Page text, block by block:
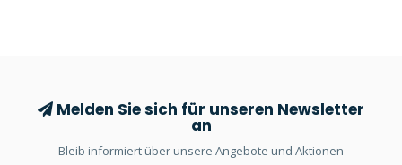
Melden Sie sich für unseren Newsletter
an
Bleib informiert über unsere Angebote und Aktionen